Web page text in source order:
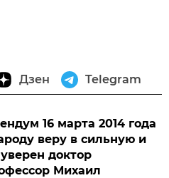
Дзен Telegram
16 марта 2014 года
веру в сильную и
доктор
Михаил